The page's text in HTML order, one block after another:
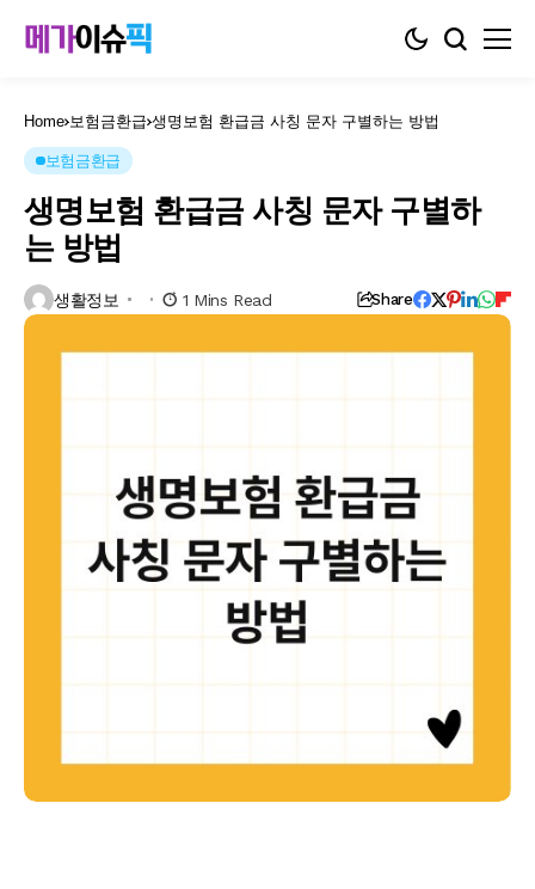
Home 보험금환급 생명보험 환급금 사칭 문자 구별하는 방법
보험금환급
생명보험 환급금 사칭 문자 구별하
는 방법
생활정보 1 Mins Read Share